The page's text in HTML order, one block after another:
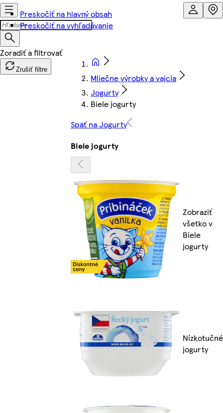
Preskočiť na hlavný obsah
Preskočiť na vyhľadávanie
Zrušiť filtre
Mliečne výrobky a vajcia
Jogurty
Biele jogurty
Späť na Jogurty
Biele jogurty
Zobraziť
všetko v
Biele
jogurty
Nízkotučné
jogurty